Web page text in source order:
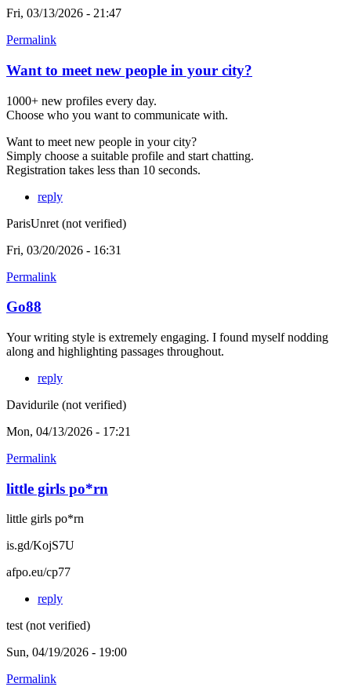
Fri, 03/13/2026 - 21:47
Permalink
Want to meet new people in your city?
1000+ new profiles every day.
Choose who you want to communicate with.
Want to meet new people in your city?
Simply choose a suitable profile and start chatting.
Registration takes less than 10 seconds.
reply
ParisUnret (not verified)
Fri, 03/20/2026 - 16:31
Permalink
Go88
Your writing style is extremely engaging. I found myself nodding
along and highlighting passages throughout.
reply
Davidurile (not verified)
Mon, 04/13/2026 - 17:21
Permalink
little girls po*rn
little girls po*rn
is.gd/KojS7U
afpo.eu/cp77
reply
test (not verified)
Sun, 04/19/2026 - 19:00
Permalink